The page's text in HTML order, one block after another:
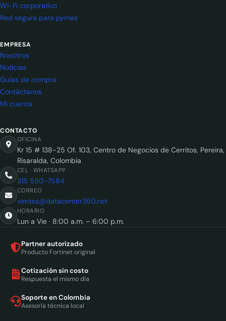
Wi-Fi corporativo
Red segura para pymes
EMPRESA
Nosotros
Noticias
Guías de compra
Contáctanos
Mi cuenta
CONTACTO
OFICINA
Kr 15 # 138-25 Of. 103, Centro de Negocios de Cerritos, Pereira,
Risaralda, Colombia
CEL · WHATSAPP
315 550-7584
CORREO
ventas@datacenter360.net
HORARIO
Lun a Vie · 8:00 a.m. – 6:00 p.m.
Partner autorizado
Producto Fortinet original
Cotización sin costo
Respuesta el mismo día
Soporte en Colombia
Asesoría técnica local